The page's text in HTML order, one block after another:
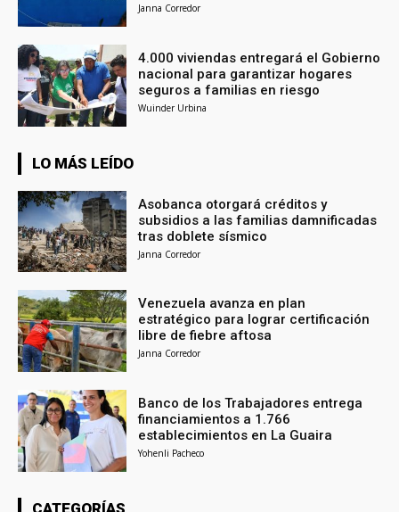
Janna Corredor
4.000 viviendas entregará el Gobierno
nacional para garantizar hogares
seguros a familias en riesgo
Wuinder Urbina
LO MÁS LEÍDO
Asobanca otorgará créditos y
subsidios a las familias damnificadas
tras doblete sísmico
Janna Corredor
Venezuela avanza en plan
estratégico para lograr certificación
libre de fiebre aftosa
Janna Corredor
Banco de los Trabajadores entrega
financiamientos a 1.766
establecimientos en La Guaira
Yohenli Pacheco
CATEGORÍAS